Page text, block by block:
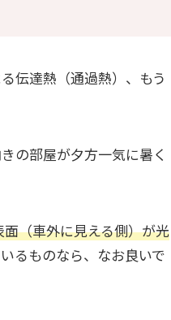
伝達熱（通過熱）、もう
の部屋が夕方一気に暑く
（車外に見える側）が光
るものなら、なお良いで